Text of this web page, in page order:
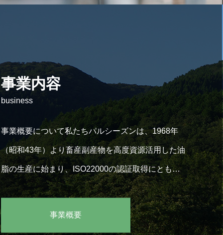
事業内容
business
事業概要について私たちパルシーズンは、1968年
（昭和43年）より畜産副産物を高度資源活用した油
脂の生産に始まり、ISO22000の認証取得にともな
う独自の専用ラインによる安全
事業概要